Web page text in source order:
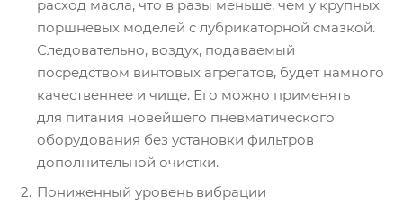
расход масла, что в разы меньше, чем у крупных
поршневых моделей с лубрикаторной смазкой.
Следовательно, воздух, подаваемый
посредством винтовых агрегатов, будет намного
качественнее и чище. Его можно применять
для питания новейшего пневматического
оборудования без установки фильтров
дополнительной очистки.
Пониженный уровень вибрации